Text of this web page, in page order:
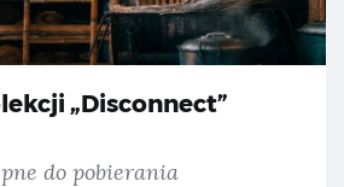
„Disconnect”
do pobierania